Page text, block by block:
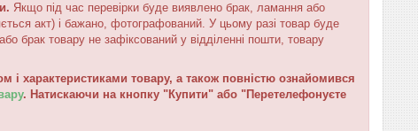
Якщо під час перевірки буде виявлено брак, ламання або
акт) і бажано, фотографований. У цьому разі товар буде
брак товару не зафіксований у відділенні пошти, товару
характеристиками товару, а також повністю ознайомився
. Натискаючи на кнопку "Купити" або "Перетелефонуєте